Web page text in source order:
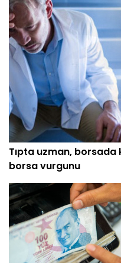
Tıpta uzman,
borsa vurgunu